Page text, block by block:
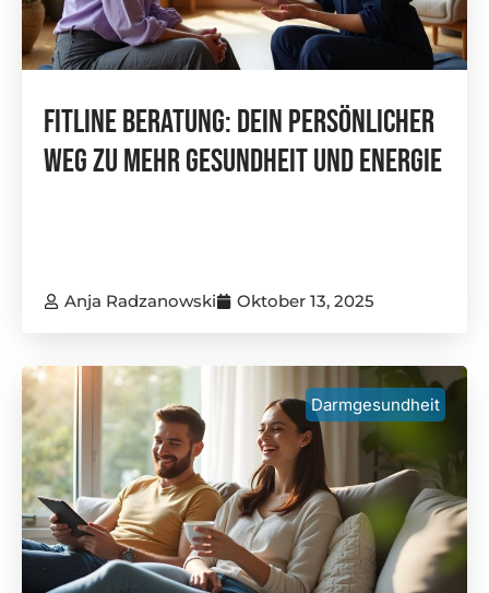
Fitline Beratung: Dein Persönlicher
Weg Zu Mehr Gesundheit Und Energie
Anja Radzanowski Oktober 13, 2025
Darmgesundheit